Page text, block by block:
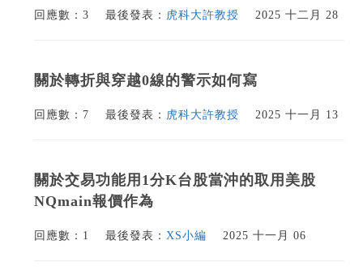
回應數：3 最後發表： 虎科大許教授 2025 十二月 28
關於轉折與穿越0線的警示如何寫
回應數：7 最後發表： 虎科大許教授 2025 十一月 13
關於交易功能用1分K台股當沖的取用美股
NQmain報價作為
回應數：1 最後發表： XS小編 2025 十一月 06